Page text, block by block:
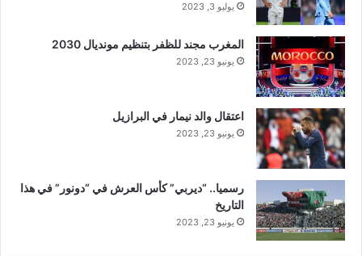
يوليو 3, 2023
المغرب مجند للظفر بتنظيم مونديال 2030
يونيو 23, 2023
اعتقال والد نيمار في البرازيل
يونيو 23, 2023
رسميا.. “ديربي” كأس العرش في “دونور” في هذا
التاريخ
يونيو 23, 2023